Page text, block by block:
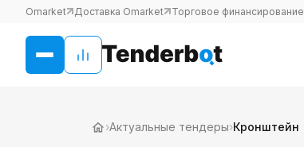
Omarket Доставка Omarket Торговое финансирование
›Актуальные тендеры›Кронштейн